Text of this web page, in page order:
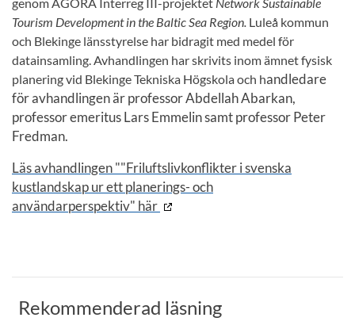
Tourism Development in the Baltic Sea Region. Luleå kommun
och Blekinge länsstyrelse har bidragit med medel för
datainsamling.Avhandlingen har skrivits inom ämnet fysisk
planering vid Blekinge Tekniska Högskola och handledare
för avhandlingen är professor Abdellah Abarkan,
professor emeritus Lars Emmelin samt professor Peter
Fredman.
Läs avhandlingen ""Friluftslivkonflikter i svenska
kustlandskap ur ett planerings- och
användarperspektiv" här
Rekommenderad läsning